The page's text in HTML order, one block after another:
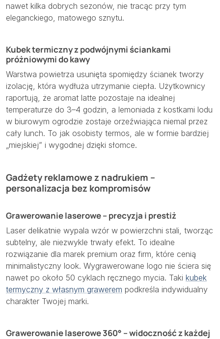
nawet kilka dobrych sezonów, nie tracąc przy tym
eleganckiego, matowego sznytu.
Kubek termiczny z podwójnymi ściankami
próżniowymi do kawy
Warstwa powietrza usunięta spomiędzy ścianek tworzy
izolację, która wydłuża utrzymanie ciepła. Użytkownicy
raportują, że aromat latte pozostaje na idealnej
temperaturze do 3–4 godzin, a lemoniada z kostkami lodu
w biurowym ogrodzie zostaje orzeźwiająca niemal przez
cały lunch. To jak osobisty termos, ale w formie bardziej
„miejskiej” i wygodnej dzięki słomce.
Gadżety reklamowe z nadrukiem –
personalizacja bez kompromisów
Grawerowanie laserowe – precyzja i prestiż
Laser delikatnie wypala wzór w powierzchni stali, tworząc
subtelny, ale niezwykle trwały efekt. To idealne
rozwiązanie dla marek premium oraz firm, które cenią
minimalistyczny look. Wygrawerowane logo nie ściera się
nawet po około 50 cyklach ręcznego mycia. Taki kubek
termyczny z własnym grawerem podkreśla indywidualny
charakter Twojej marki.
Grawerowanie laserowe 360° – widoczność z każdej